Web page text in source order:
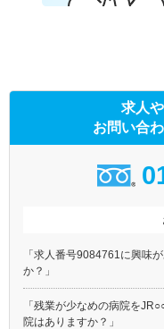
求人
お問い合
「求人番号9084761に興味
か？」
「残業が少なめの病院を
院はありますか？」